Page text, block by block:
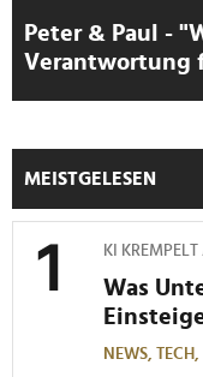
Peter & Paul -
Verantwortung
MEISTGELESEN
KI
Was
NEWS, TECH,